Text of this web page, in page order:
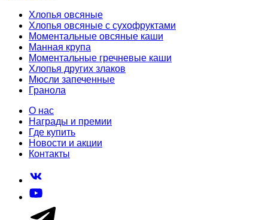
Хлопья овсяные
Хлопья овсяные с сухофруктами
Моментальные овсяные каши
Манная крупа
Моментальные гречневые каши
Хлопья других злаков
Мюсли запеченные
Гранола
О нас
Награды и премии
Где купить
Новости и акции
Контакты